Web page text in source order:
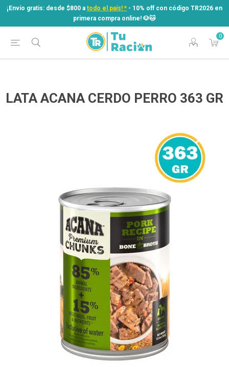
¡Envío gratis: desde $800 a todo el país! * - 10% off con código TR2026 en
primera compra online! ​🐶​🐱
0
¡Envío gratis: desde $800 atodo el país! *
- 10% off con código TR2026 en
primera compra online! ​🐶​🐱
LATA ACANA CERDO PERRO 363 GR